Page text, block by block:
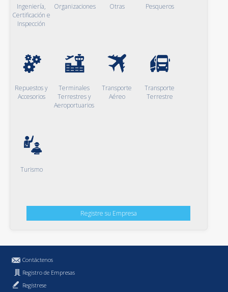
Ingeniería,
Certificación e
Inspección
Organizaciones Otras Pesqueros
Repuestos y
Accesorios
Terminales
Terrestres y
Aeroportuarios
Transporte
Aéreo
Transporte
Terrestre
Turismo
Registre su Empresa
Contáctenos
Registro de Empresas
Regístrese